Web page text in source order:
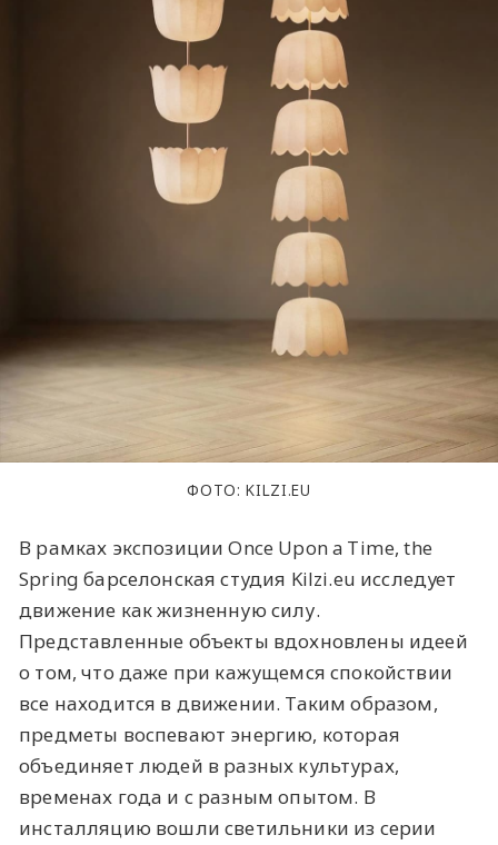
ФОТО: KILZI.EU
В рамках экспозиции Once Upon a Time, the
Spring барселонская студия Kilzi.eu исследует
движение как жизненную силу.
Представленные объекты вдохновлены идеей
о том, что даже при кажущемся спокойствии
все находится в движении. Таким образом,
предметы воспевают энергию, которая
объединяет людей в разных культурах,
временах года и с разным опытом. В
инсталляцию вошли светильники из серии